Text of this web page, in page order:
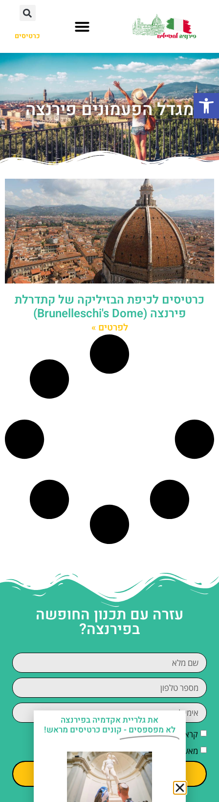
כרטיסים
מגדל הפעמונים פירנצה
כרטיסים לכיפת הבזיליקה של קתדרלת
פירנצה (Brunelleschi's Dome)
לפרטים »
עזרה עם תכנון החופשה
בפירנצה?
קראתי והסכמתי למדיניות הפרטיות
מאשר/ת קבלת דיוור וחומרים פרסומיים
שליחה
פתח סרגל נגישות
את גלריית אקדמיה בפירנצה
לא מפספסים - קונים כרטיסים מראש!